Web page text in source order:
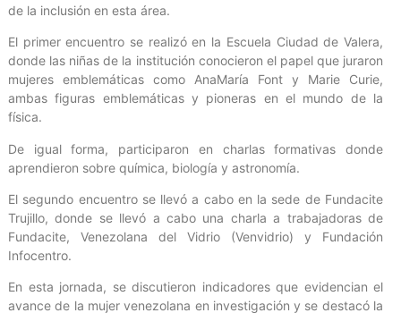
de la inclusión en esta área.
El primer encuentro se realizó en la Escuela Ciudad de Valera,
donde las niñas de la institución conocieron el papel que juraron
mujeres emblemáticas como AnaMaría Font y Marie Curie,
ambas figuras emblemáticas y pioneras en el mundo de la
física.
De igual forma, participaron en charlas formativas donde
aprendieron sobre química, biología y astronomía.
El segundo encuentro se llevó a cabo en la sede de Fundacite
Trujillo, donde se llevó a cabo una charla a trabajadoras de
Fundacite, Venezolana del Vidrio (Venvidrio) y Fundación
Infocentro.
En esta jornada, se discutieron indicadores que evidencian el
avance de la mujer venezolana en investigación y se destacó la